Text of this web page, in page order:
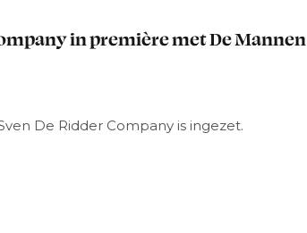
in première met De Mannen
De Ridder Company is ingezet.